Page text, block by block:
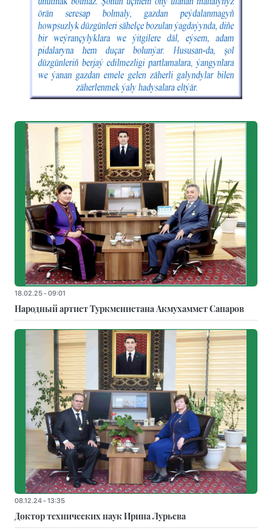
18.02.25 - 09:01
Народный артист Туркменистана Акмухаммет Сапаров
08.12.24 - 13:35
Доктор технических наук Ирина Лурьева